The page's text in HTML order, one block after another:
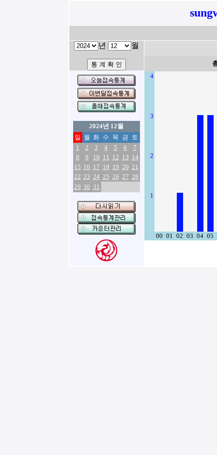
년 월
2024년 12월
일 월 화 수 목 금 토
1
2 3 4 5 6
7
8
9 10 11 12 13 14
15 16 17 18 19 20 21
22 23 24 25 26 27 28
29 30 31
4
3
2
1
00 01 02 03 04 05